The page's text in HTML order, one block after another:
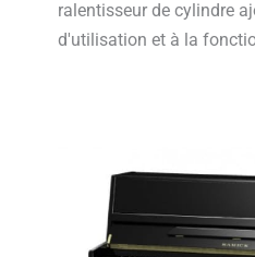
ralentisseur de cylindre
d'utilisation et à la